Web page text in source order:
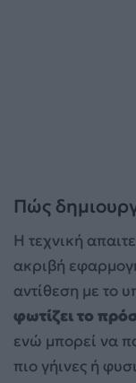
Πώς
Η τεχνική
ακριβή
αντίθεση με το
φωτίζει το
ενώ μπορεί να
πιο γήινες ή